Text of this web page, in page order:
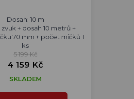
Dosah: 10 m
+ dosah 10 metrů +
70 mm + počet míčků 1
ks
5 199 Kč
4 159 Kč
SKLADEM